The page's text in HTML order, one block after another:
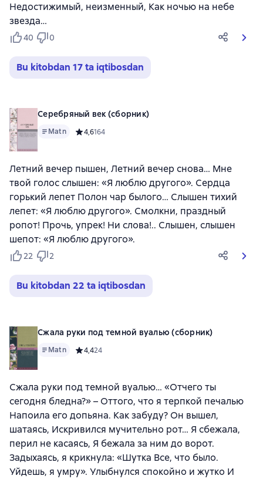
Недостижимый, неизменный, Как ночью на небе
звезда…
40 0
Bu kitobdan 17 ta iqtibosdan
Серебряный век (сборник)
Matn Средний рейтинг 4,6 на основе 164 оценок
4,6164
Летний вечер пышен, Летний вечер снова… Мне
твой голос слышен: «Я люблю другого». Сердца
горький лепет Полон чар былого… Слышен тихий
лепет: «Я люблю другого». Смолкни, праздный
ропот! Прочь, упрек! Ни слова!.. Слышен, слышен
шепот: «Я люблю другого».
22 2
Bu kitobdan 22 ta iqtibosdan
Сжала руки под темной вуалью (сборник)
Matn Средний рейтинг 4,4 на основе 24 оценок
4,424
Сжала руки под темной вуалью… «Отчего ты
сегодня бледна?» – Оттого, что я терпкой печалью
Напоила его допьяна. Как забуду? Он вышел,
шатаясь, Искривился мучительно рот… Я сбежала,
перил не касаясь, Я бежала за ним до ворот.
Задыхаясь, я крикнула: «Шутка Все, что было.
Уйдешь, я умру». Улыбнулся спокойно и жутко И